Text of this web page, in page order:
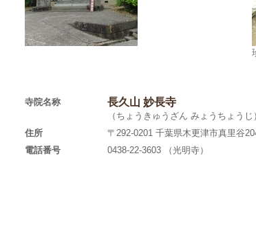
寺院名称 長久山 妙長寺
（ちょうきゅうざん みょうちょうじ
住所
〒292-0201 千葉県木更津市真里谷
電話番号
0438-22-3603 （光明寺）